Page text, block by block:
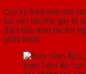
Cực kỳ thích hợp cho
lực nén lớn như gây tê
đảm bảo thao tác hút
phẫu thuật.
Bơm Tiêm Áp